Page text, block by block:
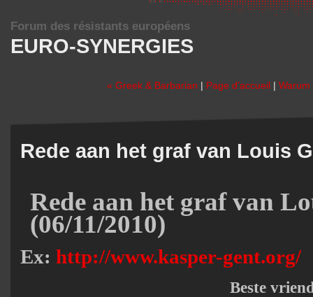
EURO-SYNERGIES
Forum des résistants européens
« Greek & Barbarian | Page d'accueil |
Rede aan het graf van Louis
Rede aan het graf van
(06/11/2010)
Ex: http://www.kasper-gent.org/
Beste